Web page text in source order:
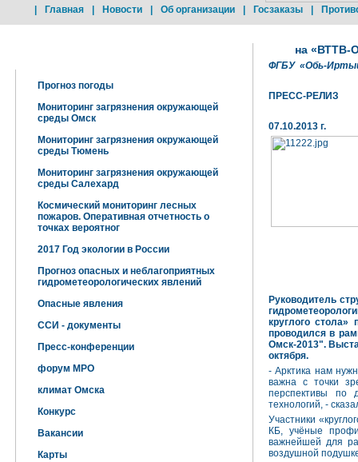
Главная Новости Об организации Госзаказы
Прогноз погоды
Мониторинг загрязнения окружающей
среды Омск
Мониторинг загрязнения окружающей
среды Тюмень
Мониторинг загрязнения окружающей
среды Салехард
Космический мониторинг лесных
пожаров. Оперативная отчетность о
точках вероятног
2017 Год экологии в России
Прогноз опасных и неблагоприятных
гидрометеорологических явлений
Опасные явления
ССИ - документы
Пресс-конференции
форум МРО
климат Омска
Конкурс
Вакансии
Карты
на «ВТТВ-
ФГБУ «Обь-
ПРЕСС-РЕЛИЗ
07.10.2013 г.
Руководитель
круглого
проводился в
Омск-2013".
октября.
- Арктика нам
важна с точки
перспективы по
технологий, -
Участники
КБ, учёные
важнейшей для
воздушной